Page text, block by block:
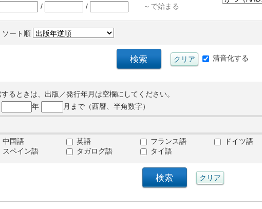
/ / ～で始まる
ソート順
清音化する
るときは、出版／発行年月は空欄にしてください。
年 月まで（西暦、半角数字）
中国語 英語 フランス語 ドイツ語
スペイン語 タガログ語 タイ語